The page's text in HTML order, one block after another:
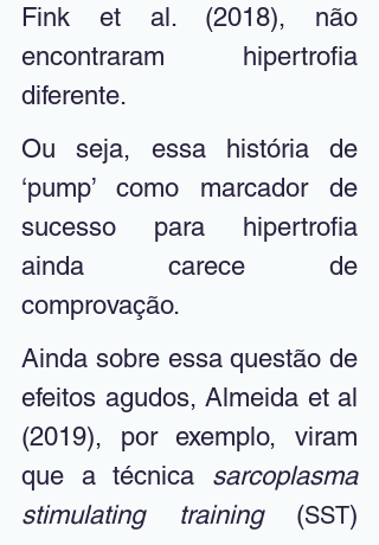
Fink et al. (2018), não
encontraram hipertrofia
diferente.
Ou seja, essa história de
‘pump’ como marcador de
sucesso para hipertrofia
ainda carece de
comprovação.
Ainda sobre essa questão de
efeitos agudos, Almeida et al
(2019), por exemplo, viram
que a técnica sarcoplasma
stimulating training (SST)